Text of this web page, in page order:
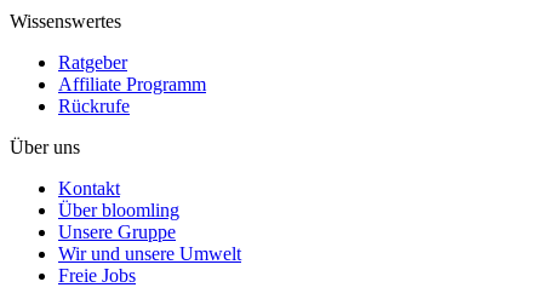
Wissenswertes
Ratgeber
Affiliate Programm
Rückrufe
Über uns
Kontakt
Über bloomling
Unsere Gruppe
Wir und unsere Umwelt
Freie Jobs